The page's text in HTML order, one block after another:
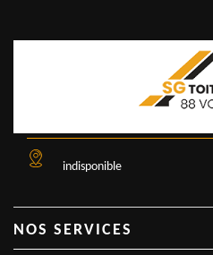
indisponible
NOS SERVICES